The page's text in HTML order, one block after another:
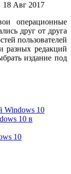
18 Авг 2017
операционные
друг от друга
пользователей
разных редакций
издание под
Windows 10
10 в
10